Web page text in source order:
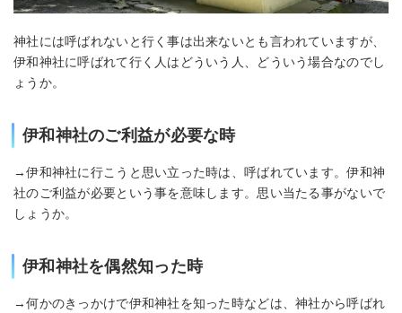
神社には呼ばれないと行く事は出来ないとも言われていますが、
伊和神社に呼ばれて行く人はどういう人、どういう場合なのでし
ょうか。
伊和神社のご利益が必要な時
→伊和神社に行こうと思い立った時は、呼ばれています。伊和神
社のご利益が必要という事を意味します。思い当たる事がないで
しょうか。
伊和神社を偶然知った時
→何かのきっかけで伊和神社を知った時などは、神社から呼ばれ